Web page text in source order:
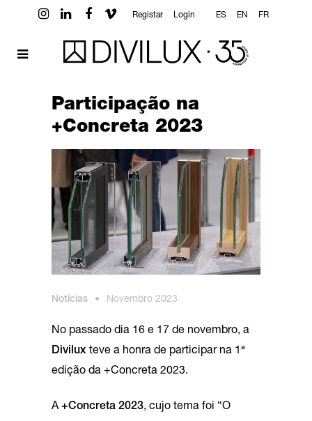
Registar Login ES EN FR
Participação na
+Concreta 2023
Notícias • Novembro 2023
No passado dia 16 e 17 de novembro, a
Divilux teve a honra de participar na 1ª
edição da +Concreta 2023.
A+Concreta 2023, cujo tema foi “O